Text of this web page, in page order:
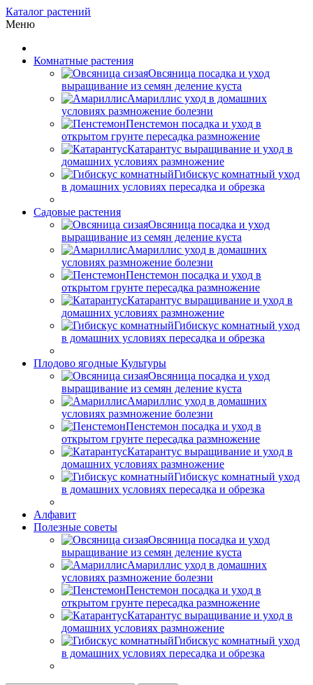
Каталог растений
Меню
Комнатные растения
Овсяница посадка и уход
выращивание из семян деление куста
Амариллис уход в домашних
условиях размножение болезни
Пенстемон посадка и уход в
открытом грунте пересадка размножение
Катарантус выращивание и уход в
домашних условиях размножение
Гибискус комнатный уход
в домашних условиях пересадка и обрезка
Садовые растения
Овсяница посадка и уход
выращивание из семян деление куста
Амариллис уход в домашних
условиях размножение болезни
Пенстемон посадка и уход в
открытом грунте пересадка размножение
Катарантус выращивание и уход в
домашних условиях размножение
Гибискус комнатный уход
в домашних условиях пересадка и обрезка
Плодово ягодные Культуры
Овсяница посадка и уход
выращивание из семян деление куста
Амариллис уход в домашних
условиях размножение болезни
Пенстемон посадка и уход в
открытом грунте пересадка размножение
Катарантус выращивание и уход в
домашних условиях размножение
Гибискус комнатный уход
в домашних условиях пересадка и обрезка
Алфавит
Полезные советы
Овсяница посадка и уход
выращивание из семян деление куста
Амариллис уход в домашних
условиях размножение болезни
Пенстемон посадка и уход в
открытом грунте пересадка размножение
Катарантус выращивание и уход в
домашних условиях размножение
Гибискус комнатный уход
в домашних условиях пересадка и обрезка